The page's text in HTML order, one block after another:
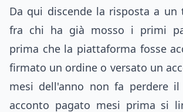
Da qui discende la risposta a un
fra chi ha già mosso i primi
prima che la piattaforma fosse
firmato un ordine o versato un
mesi dell'anno non fa perdere il
acconto pagato mesi prima si